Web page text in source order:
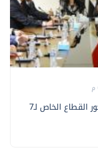
التخطيط: رفع الحد الأدنى لأجور القطاع الخاص لـ7